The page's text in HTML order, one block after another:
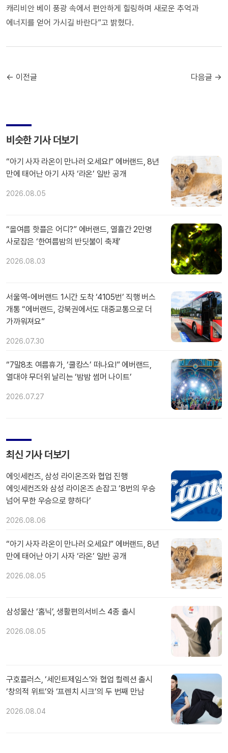
캐리비안 베이 풍광 속에서 편안하게 힐링하며 새로운 추억과
에너지를 얻어 가시길 바란다”고 밝혔다.
← 이전글 다음글 →
비슷한 기사 더보기
“아기 사자 라온이 만나러 오세요!” 에버랜드, 8년
만에 태어난 아기 사자 ‘라온’ 일반 공개
2026.08.05
“올여름 핫플은 어디?” 에버랜드, 열흘간 2만명
사로잡은 ‘한여름밤의 반딧불이 축제’
2026.08.03
서울역-에버랜드 1시간 도착 ‘4105번’ 직행 버스
개통 “에버랜드, 강북권에서도 대중교통으로 더
가까워져요”
2026.07.30
“7말8초 여름휴가, ‘쿨캉스’ 떠나요!” 에버랜드,
열대야 무더위 날리는 ‘밤밤 썸머 나이트’
2026.07.27
최신 기사 더보기
에잇세컨즈, 삼성 라이온즈와 협업 진행
에잇세컨즈와 삼성 라이온즈 손잡고 ‘8번의 우승
넘어 무한 우승으로 향하다’
2026.08.06
“아기 사자 라온이 만나러 오세요!” 에버랜드, 8년
만에 태어난 아기 사자 ‘라온’ 일반 공개
2026.08.05
삼성물산 ‘홈닉’, 생활편의서비스 4종 출시
2026.08.05
구호플러스, ‘세인트제임스’와 협업 컬렉션 출시
‘창의적 위트’와 ‘프렌치 시크’의 두 번째 만남
2026.08.04